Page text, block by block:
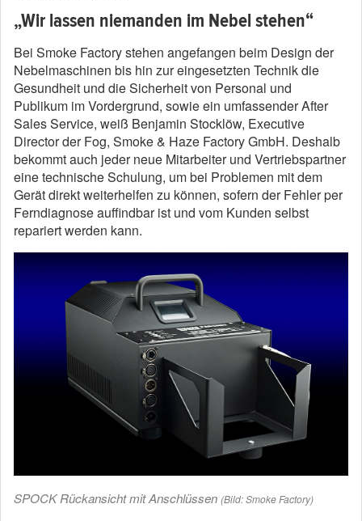
„Wir lassen niemanden im Nebel stehen“
Bei Smoke Factory stehen angefangen beim Design der
Nebelmaschinen bis hin zur eingesetzten Technik die
Gesundheit und die Sicherheit von Personal und
Publikum im Vordergrund, sowie ein umfassender After
Sales Service, weiß Benjamin Stocklöw, Executive
Director der Fog, Smoke & Haze Factory GmbH. Deshalb
bekommt auch jeder neue Mitarbeiter und Vertriebspartner
eine technische Schulung, um bei Problemen mit dem
Gerät direkt weiterhelfen zu können, sofern der Fehler per
Ferndiagnose auffindbar ist und vom Kunden selbst
repariert werden kann.
SPOCK Rückansicht mit Anschlüssen (Bild: Smoke Factory)